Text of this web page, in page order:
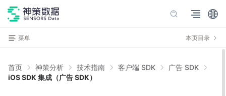
菜单 本页目录
首页 神策分析 技术指南 客户端 SDK
广告 SDK
iOS SDK 集成（广告 SDK）